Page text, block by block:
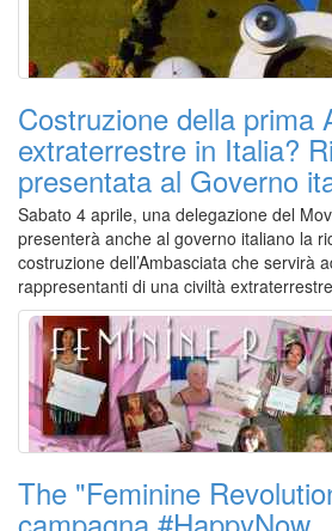
Costruzione della prima
extraterrestre in Italia?
presentata al Governo
Sabato 4 aprile, una delegazione del
presenterà anche al governo italiano la
costruzione dell’Ambasciata che servirà
rappresentanti di una civiltà
The "Feminine